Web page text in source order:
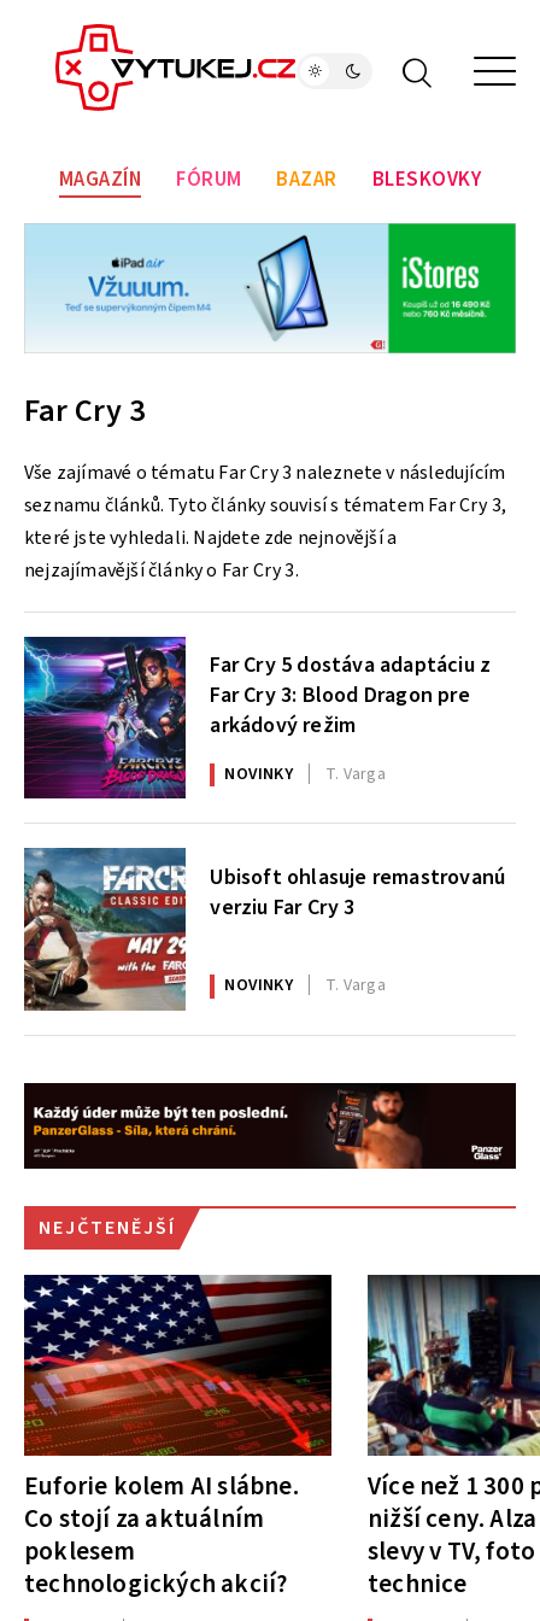
MAGAZÍN FÓRUM BAZAR BLESKOVKY
Far Cry 3
Vše zajímavé o tématu Far Cry 3 naleznete v následujícím
seznamu článků. Tyto články souvisí s tématem Far Cry 3,
které jste vyhledali. Najdete zde nejnovější a
nejzajímavější články o Far Cry 3.
Far Cry 5 dostáva adaptáciu z
Far Cry 3: Blood Dragon pre
arkádový režim
NOVINKY T. Varga
Ubisoft ohlasuje remastrovanú
verziu Far Cry 3
NOVINKY T. Varga
NEJČTENĚJŠÍ
Euforie kolem AI slábne.
Co stojí za aktuálním
poklesem
technologických akcií?
Více než 1
nižší ceny.
slevy v TV,
technice